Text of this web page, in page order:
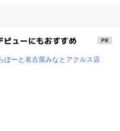
ューにもおすすめ